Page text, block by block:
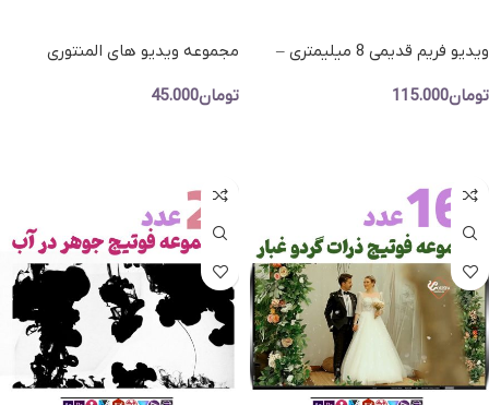
ویدیو فریم قدیمی 8 میلیمتری –
فیلم
تومان115.000
مجموعه ویدیو های المنتوری
تومان45.000